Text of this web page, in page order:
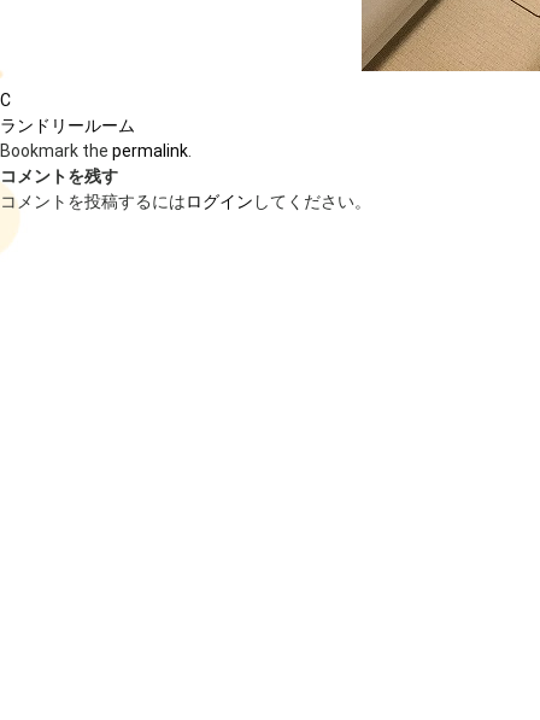
C
ランドリールーム
Bookmark the permalink
コメントを残す
コメントを投稿するにはログイン してください。